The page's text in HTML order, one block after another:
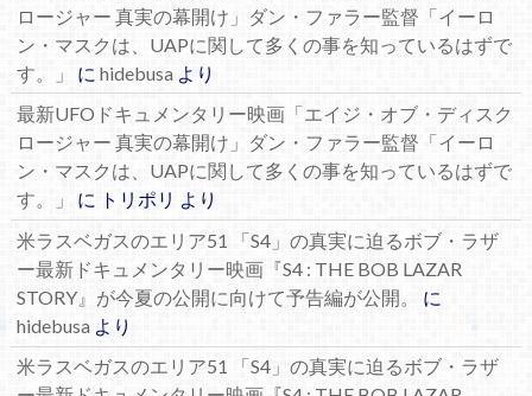
ロージャー 真実の幕開け」ダン・ファラー監督「イーロ
ン・マスクは、UAPに関して多くの事を知っているはずで
す。」
に hidebusaより
最新UFOドキュメンタリー映画「エイジ・オブ・ディスク
ロージャー 真実の幕開け」ダン・ファラー監督「イーロ
ン・マスクは、UAPに関して多くの事を知っているはずで
す。」
に トリポリ より
米ラスベガスのエリア51 「S4」の真実に迫るボブ・ラザ
ー最新ドキュメンタリー映画『S4 : THE BOB LAZAR
STORY』が今夏の公開に向けて予告編が公開。
に
hidebusaより
米ラスベガスのエリア51 「S4」の真実に迫るボブ・ラザ